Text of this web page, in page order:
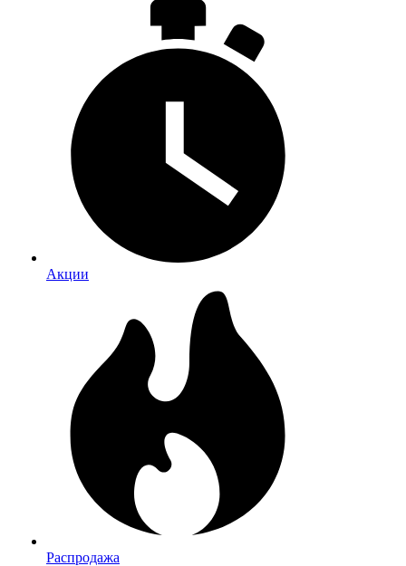
Акции
Распродажа